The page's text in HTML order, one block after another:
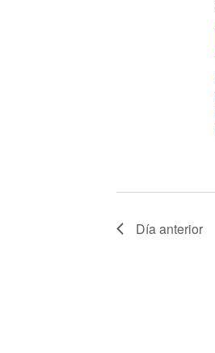
Día anterior